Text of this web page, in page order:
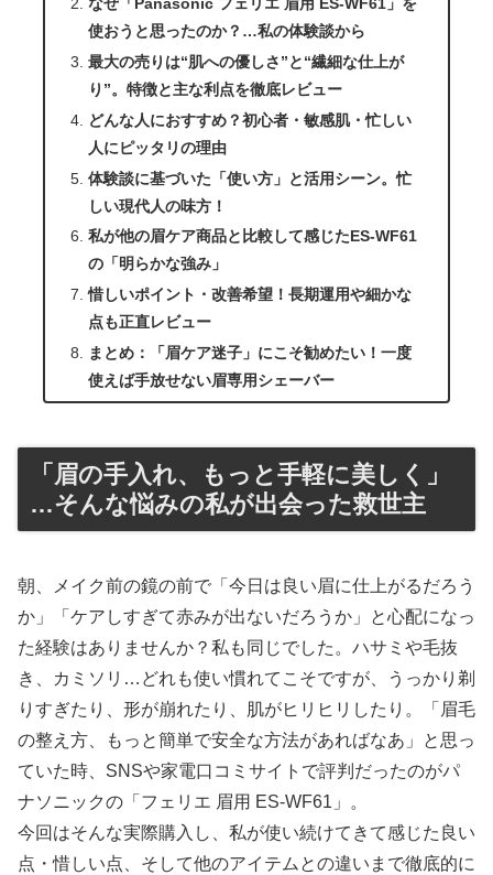
使おうと思ったのか？…私の体験談から
最大の売りは“肌への優しさ”と“繊細な仕上が
り”。特徴と主な利点を徹底レビュー
どんな人におすすめ？初心者・敏感肌・忙しい
人にピッタリの理由
体験談に基づいた「使い方」と活用シーン。忙
しい現代人の味方！
私が他の眉ケア商品と比較して感じたES-WF61
の「明らかな強み」
惜しいポイント・改善希望！長期運用や細かな
点も正直レビュー
まとめ：「眉ケア迷子」にこそ勧めたい！一度
使えば手放せない眉専用シェーバー
「眉の手入れ、もっと手軽に美しく」
…そんな悩みの私が出会った救世主
朝、メイク前の鏡の前で「今日は良い眉に仕上がるだろう
か」「ケアしすぎて赤みが出ないだろうか」と心配になっ
た経験はありませんか？私も同じでした。ハサミや毛抜
き、カミソリ…どれも使い慣れてこそですが、うっかり剃
りすぎたり、形が崩れたり、肌がヒリヒリしたり。「眉毛
の整え方、もっと簡単で安全な方法があればなあ」と思っ
ていた時、SNSや家電口コミサイトで評判だったのがパ
ナソニックの「フェリエ 眉用 ES-WF61」。
今回はそんな実際購入し、私が使い続けてきて感じた良い
点・惜しい点、そして他のアイテムとの違いまで徹底的に